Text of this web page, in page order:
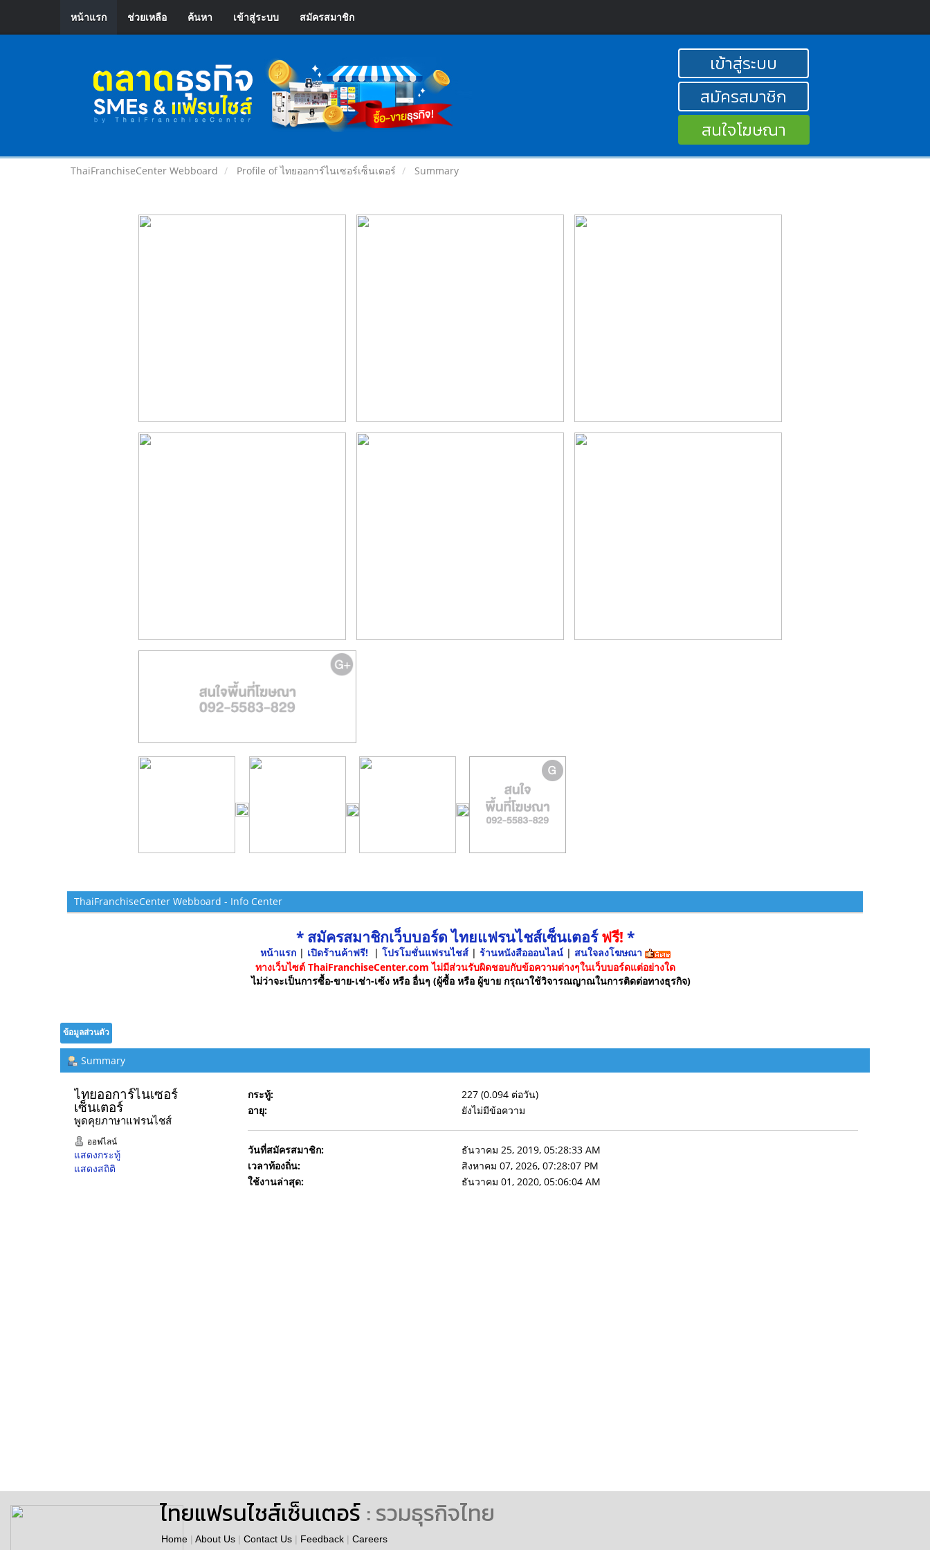
หน้าแรก ช่วยเหลือ ค้นหา เข้าสู่ระบบ สมัครสมาชิก
เข้าสู่ระบบ
สมัครสมาชิก
สนใจโฆษณา
ThaiFranchiseCenter Webboard Profile of ไทยออการ์ไนเซอร์เซ็นเตอร์ Summary
ThaiFranchiseCenter Webboard - Info Center
* สมัครสมาชิกเว็บบอร์ด ไทยแฟรนไชส์เซ็นเตอร์ฟรี! *
หน้าแรก| เปิดร้านค้าฟรี! | โปรโมชั่นแฟรนไชส์ | ร้านหนังสือออนไลน์ | สนใจลงโฆษณา
ทางเว็บไซต์ ThaiFranchiseCenter.com ไม่มีส่วนรับผิดชอบกับข้อความต่างๆในเว็บบอร์ดแต่อย่างใด
ไม่ว่าจะเป็นการซื้อ-ขาย-เช่า-เซ้ง หรือ อื่นๆ (ผู้ซื้อ หรือ ผู้ขาย กรุณาใช้วิจารณญาณในการติดต่อทางธุรกิจ)
ข้อมูลส่วนตัว
Summary
ไทยออการ์ไนเซอร์
เซ็นเตอร์
พูดคุยภาษาแฟรนไชส์
ออฟไลน์
แสดงกระทู้
แสดงสถิติ
กระทู้:
227 (0.094 ต่อวัน)
อายุ:
ยังไม่มีข้อความ
วันที่สมัครสมาชิก:
ธันวาคม 25, 2019, 05:28:33 AM
เวลาท้องถิ่น:
สิงหาคม 07, 2026, 07:28:07 PM
ใช้งานล่าสุด:
ธันวาคม 01, 2020, 05:06:04 AM
ไทยแฟรนไชส์เซ็นเตอร์ : รวมธุรกิจไทย
Home | About Us | Contact Us | Feedback | Careers